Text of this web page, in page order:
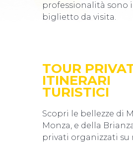
professionalità sono
biglietto da visita.
TOUR
ITINERARI
TURISTICI
Scopri le bellezze di
Monza, e della
privati organizzati su